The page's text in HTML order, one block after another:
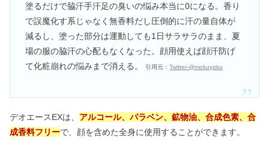
塗るだけで脇汗手汗足の臭いの悩み本当に0になる。香り
で誤魔化す系じゃなく無香料だし圧倒的に汗の量自体が
減るし、塗った部分は運動しても1日サラサラのまま、夏
場の服の脇汗の心配もなくなった。顔用使えば顔汗防げ
て化粧崩れの悩みまで消える。
引用元：Twitter-@mokuyoku
デオエースEXは、 アルコール、パラベン、鉱物油、合成色素、合
成香料フリーで、顔を含めた全身に使用することができます。